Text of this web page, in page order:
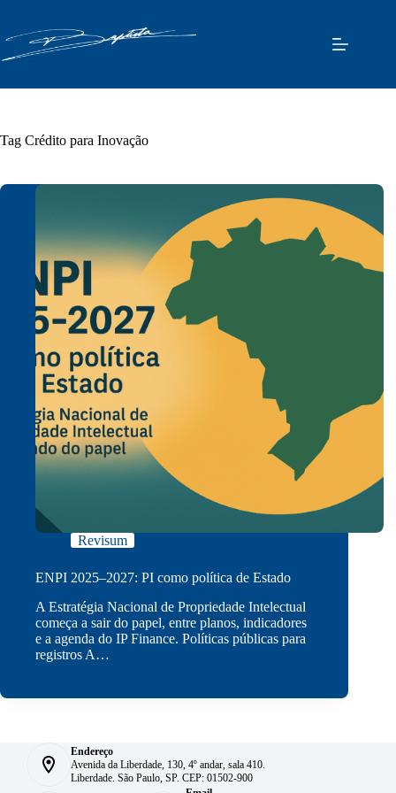
o
conteúdo
Tag Crédito para Inovação
Revisum
ENPI 2025–2027: PI como política de Estado
A Estratégia Nacional de Propriedade Intelectual
começa a sair do papel, entre planos, indicadores
e a agenda do IP Finance. Políticas públicas para
registros A…
Endereço
Avenida da Liberdade, 130, 4º andar, sala 410.
Liberdade. São Paulo, SP. CEP: 01502-900